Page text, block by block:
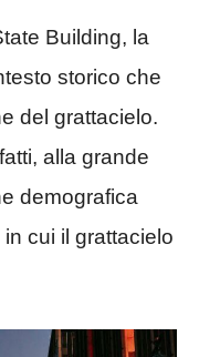
Building, la
storico che
del grattacielo.
alla grande
demografica
cui il grattacielo